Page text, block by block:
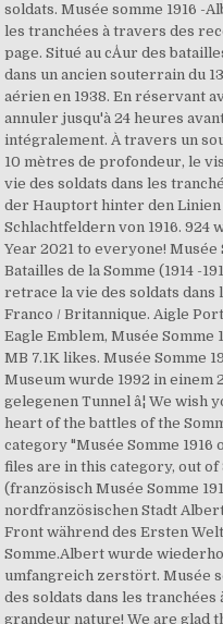
soldats. Musée somme 1916 -
les tranchées à travers des
page. Situé au cÅur des
dans un ancien souterrain du
aérien en 1938. En réservant
annuler jusqu'à 24 heures
intégralement. À travers un
10 mètres de profondeur, le
vie des soldats dans les
der Hauptort hinter den
Schlachtfeldern von 1916. 924
Year 2021 to everyone! Musée
Batailles de la Somme (1914 -
retrace la vie des soldats
Franco / Britannique. Aigle
Eagle Emblem, Musée Somme
MB 7.1K likes. Musée Somme
Museum wurde 1992 in
gelegenen Tunnel â¦ We
heart of the battles of the
category "Musée Somme
files are in this category, out of
(französisch Musée Somme
nordfranzösischen Stadt
Front während des Ersten
Somme.Albert wurde
umfangreich zerstört. Musée
des soldats dans les
grandeur nature! We are glad